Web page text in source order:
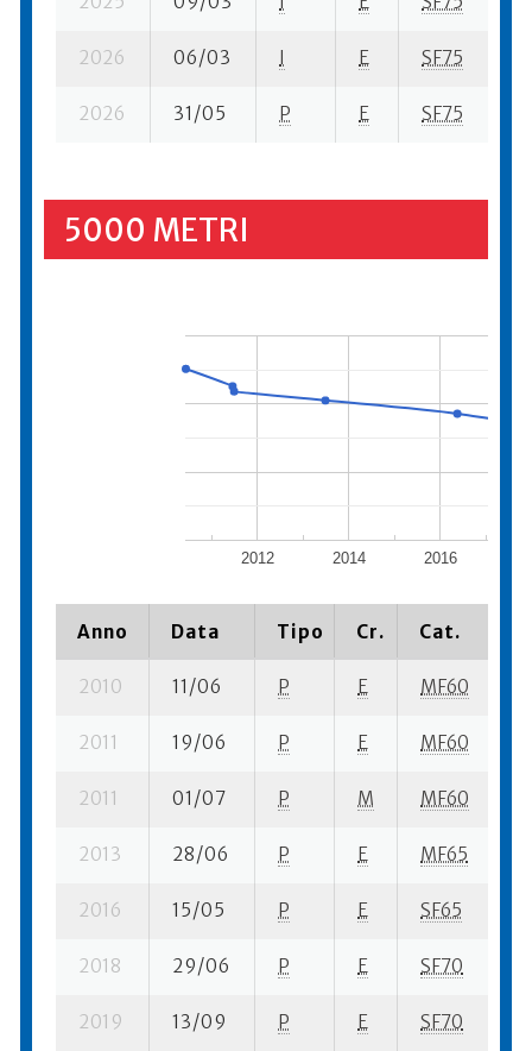
2026 06/03 I E SF75
2026 31/05 P E SF75
5000 METRI
2012 2014 2016
Anno Data Tipo Cr. Cat.
2010 11/06 P E MF60
2011 19/06 P E MF60
2011 01/07 P M MF60
2013 28/06 P E MF65
2016 15/05 P E SF65
2018 29/06 P E SF70
2019 13/09 P E SF70